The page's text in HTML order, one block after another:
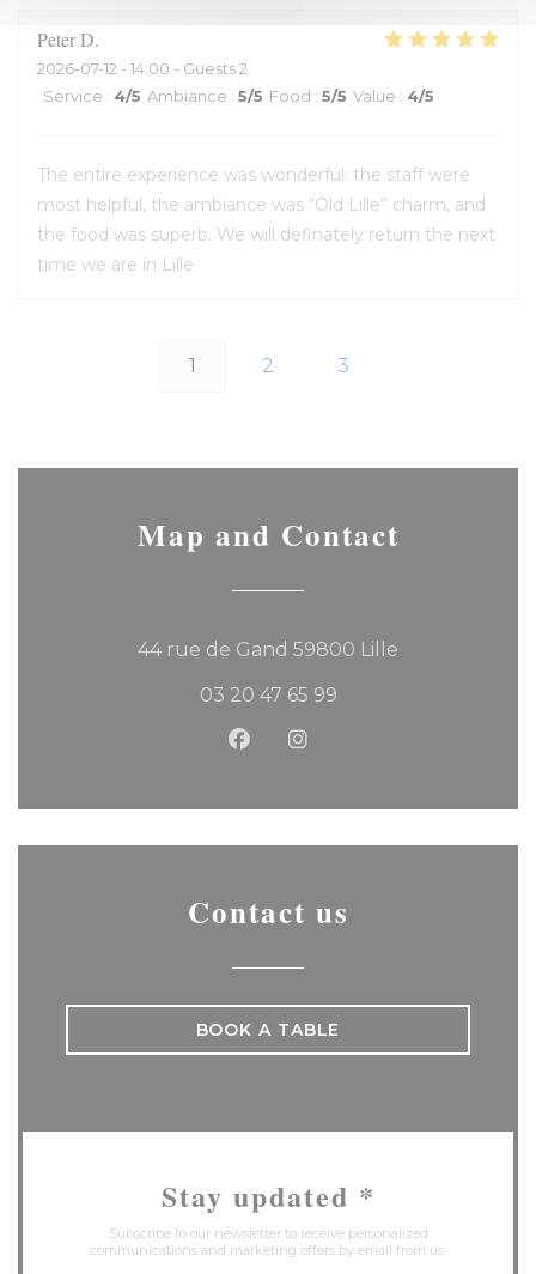
PeterD
2026-07-12 - 14:00 - Guests 2
Service : 4/5 Ambiance : 5/5 Food : 5/5 Value : 4/5
The entire experience was wonderful: the staff were
most helpful, the ambiance was “Old Lille” charm, and
the food was superb. We will definately return the next
time we are in Lille
1 2 3
Map and Contact
44 rue de Gand 59800 Lille
03 20 47 65 99
Facebook ((opens in a
Instagram ((opens in
Contact us
BOOK A TABLE
Stay updated *
Subscribe to our newsletter to receive personalized
communications and marketing offers by email from us.